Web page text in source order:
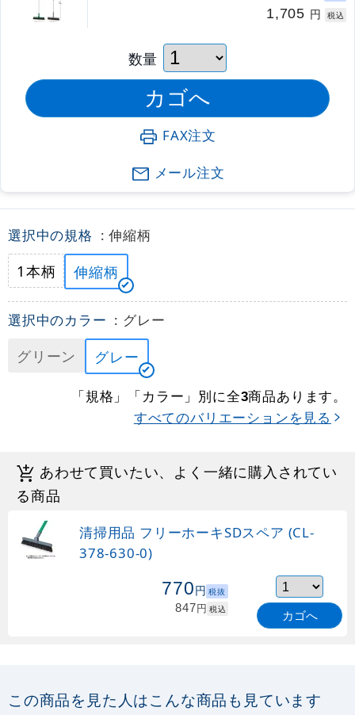
1,705 円 税込
数量
FAX注文
メール注文
選択中の規格 : 伸縮柄
1本柄 伸縮柄
選択中のカラー : グレー
グリーン グレー
「規格」「カラー」別に全3商品あります。
すべてのバリエーションを見る
あわせて買いたい、よく一緒に購入されてい
る商品
清掃用品 フリーホーキSDスペア (CL-
378-630-0)
770円 税抜
847円 税込 カゴへ
この商品を見た人はこんな商品も見ています